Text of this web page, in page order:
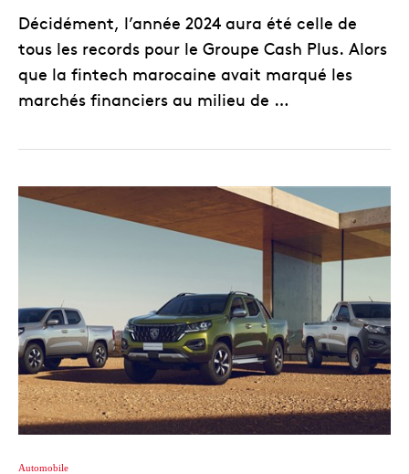
Décidément, l’année 2024 aura été celle de
tous les records pour le Groupe Cash Plus. Alors
que la fintech marocaine avait marqué les
marchés financiers au milieu de …
Automobile